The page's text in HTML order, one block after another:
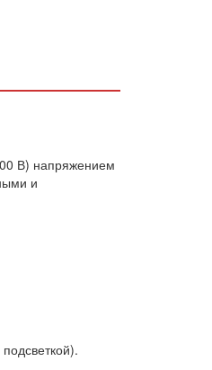
В) напряжением
и